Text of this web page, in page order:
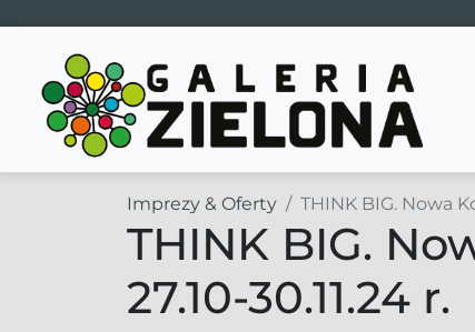
Main Navigation
Imprezy & Oferty THINK BIG. Nowa
THINK BIG.
27.10-30.11.24 r.